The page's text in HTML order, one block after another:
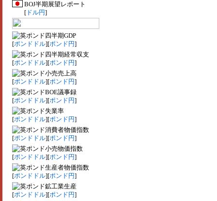
BOJ半期展望レポート
[ ドル円]
四半期GDP
[ポンドドル][ポンド円]
四半期経常収支
[ポンドドル][ポンド円]
小売売上高
[ポンドドル][ポンド円]
BOE議事録
[ポンドドル][ポンド円]
失業率
[ポンドドル][ポンド円]
消費者物価指数
[ポンドドル][ポンド円]
小売物価指数
[ポンドドル][ポンド円]
生産者物価指数
[ポンドドル][ポンド円]
鉱工業生産
[ポンドドル][ポンド円]